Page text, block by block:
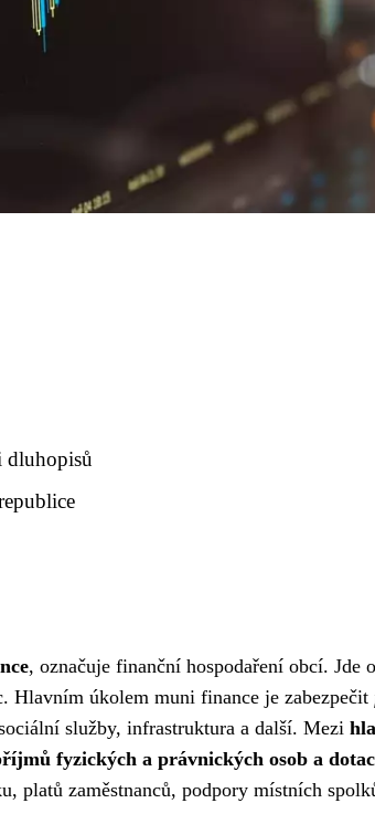
dluhopisů
, označuje finanční hospodaření obcí. Jde
Hlavním úkolem muni finance je zabezpečit
služby, infrastruktura a další. Mezi
fyzických a právnických osob a
platů zaměstnanců, podpory místních